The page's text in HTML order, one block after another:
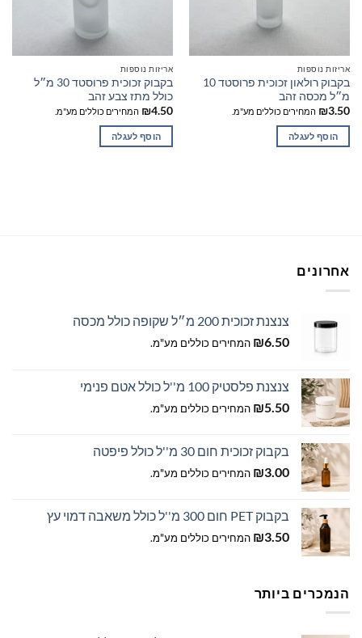
אריזות נוספות
בקבוק רולאון זכוכית פרוסטד 10
מ״ל מכסה זהב
₪3.50 המחירים כוללים מע"מ.
הוסף לעגלה
אריזות נוספות
בקבוק זכוכית פרוסטד 30 מ״ל
כולל מתז צבע זהב
₪4.50 המחירים כוללים מע"מ.
הוסף לעגלה
אחרונים
צנצנת זכוכית 200 מ״ל שקופה כולל מכסה
₪6.50 המחירים כוללים מע"מ.
צנצנת פלסטיק 100 מ''ל כולל אטם פנימי
₪5.50 המחירים כוללים מע"מ.
בקבוק זכוכית חום 30 מ''ל כולל פיפטה
₪3.00 המחירים כוללים מע"מ.
בקבוק PET חום 300 מ''ל כולל משאבה דמוי עץ
₪3.50 המחירים כוללים מע"מ.
הנמכרים ביותר